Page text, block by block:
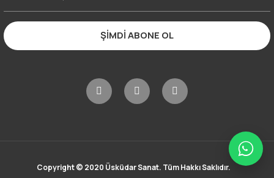
ŞİMDİ ABONE OL
Copyright © 2020 Üsküdar Sanat. Tüm Hakkı Saklıdır.